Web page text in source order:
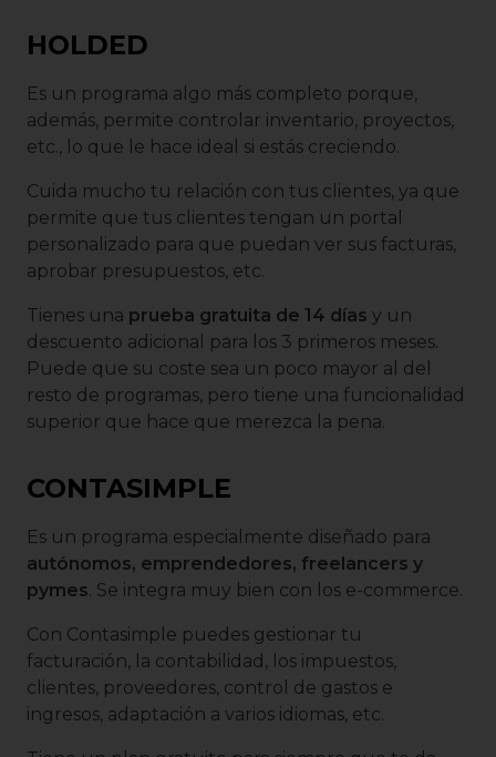
HOLDED
Es un programa algo más completo porque,
además, permite controlar inventario, proyectos,
etc., lo que le hace ideal si estás creciendo.
Cuida mucho tu relación con tus clientes, ya que
permite que tus clientes tengan un portal
personalizado para que puedan ver sus facturas,
aprobar presupuestos, etc.
Tienes una prueba gratuita de 14 días y un
descuento adicional para los 3 primeros meses.
Puede que su coste sea un poco mayor al del
resto de programas, pero tiene una funcionalidad
superior que hace que merezca la pena.
CONTASIMPLE
Es un programa especialmente diseñado para
autónomos, emprendedores, freelancers y
pymes. Se integra muy bien con los e-commerce.
Con Contasimple puedes gestionar tu
facturación, la contabilidad, los impuestos,
clientes, proveedores, control de gastos e
ingresos, adaptación a varios idiomas, etc.